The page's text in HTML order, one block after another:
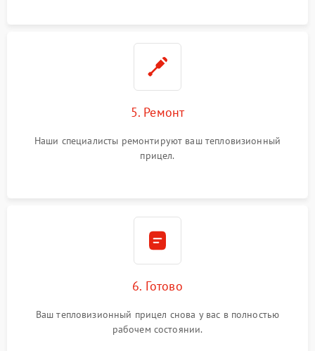
5. Ремонт
Наши специалисты ремонтируют ваш тепловизионный
прицел.
6. Готово
Ваш тепловизионный прицел снова у вас в полностью
рабочем состоянии.